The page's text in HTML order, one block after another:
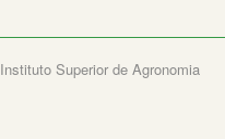
Instituto Superior de Agronomia